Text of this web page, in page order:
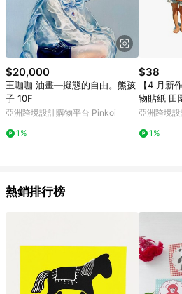
$20,000
王咖咖 油畫—擬態的自由。熊孩
子 10F
亞洲跨境設計購物平台 Pinkoi
1%
$38
【4 月新
物貼紙 田
亞洲跨境
1%
熱銷排行榜